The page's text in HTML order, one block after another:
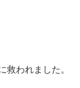
救われました。